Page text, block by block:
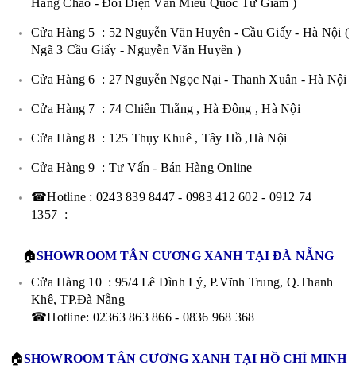
Hàng Cháo - Đối Diện Văn Miếu Quốc Tử Giám )
Cửa Hàng 5 : 52 Nguyễn Văn Huyên - Cầu Giấy - Hà Nội (
Ngã 3 Cầu Giấy - Nguyễn Văn Huyên )
Cửa Hàng 6 : 27 Nguyễn Ngọc Nại - Thanh Xuân - Hà Nội
Cửa Hàng 7 : 74 Chiến Thắng , Hà Đông , Hà Nội
Cửa Hàng 8 : 125 Thụy Khuê , Tây Hồ ,Hà Nội
Cửa Hàng 9 : Tư Vấn - Bán Hàng Online
☎Hotline : 0243 839 8447 - 0983 412 602 - 0912 74
1357 :
🏠SHOWROOM TÂN CƯƠNG XANH TẠI ĐÀ NẴNG
Cửa Hàng 10 : 95/4 Lê Đình Lý, P.Vĩnh Trung, Q.Thanh
Khê, TP.Đà Nẵng
☎Hotline: 02363 863 866 - 0836 968 368
🏠SHOWROOM TÂN CƯƠNG XANH TẠI HỒ CHÍ MINH